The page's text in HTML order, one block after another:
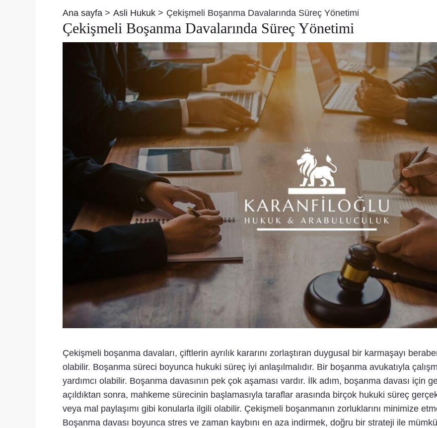
Ana sayfa Asli Hukuk Çekişmeli Boşanma Davalarında Süreç Yönetimi
Çekişmeli Boşanma Davalarında Süreç Yönetimi
Çekişmeli boşanma davaları, çiftlerin ayrılık kararını zorlaştıran duygusal bir karmaşayı
olabilir. Boşanma süreci boyunca hukuki süreç iyi anlaşılmalıdır. Bir boşanma avukatıyla
yardımcı olabilir. Boşanma davasının pek çok aşaması vardır. İlk adım, boşanma davası için
açıldıktan sonra, mahkeme sürecinin başlamasıyla taraflar arasında birçok hukuki süreç
veya mal paylaşımı gibi konularla ilgili olabilir. Çekişmeli boşanmanın zorluklarını minimize
Boşanma davası boyunca stres ve zaman kaybını en aza indirmek, doğru bir strateji ile